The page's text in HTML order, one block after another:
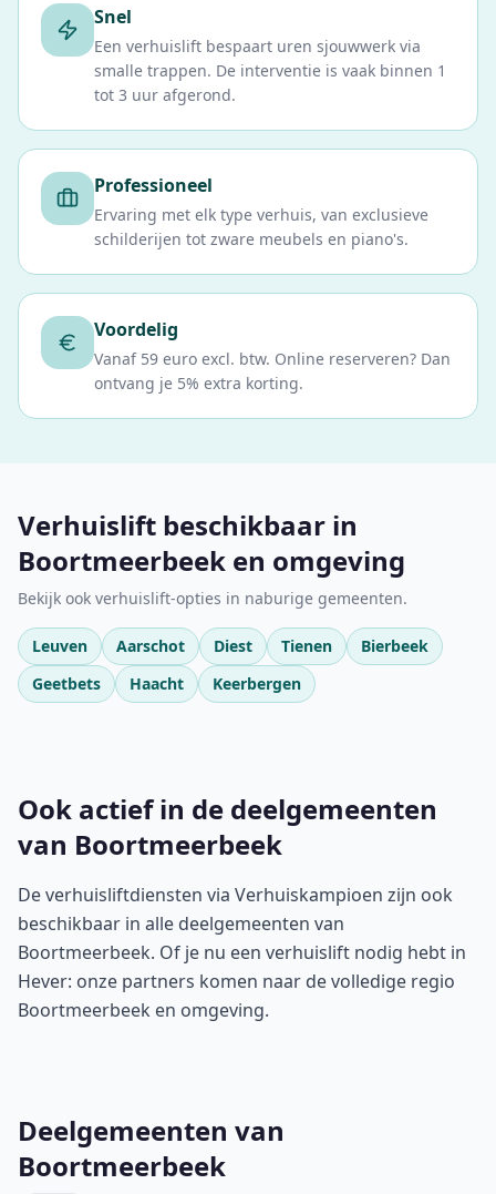
Snel
Een verhuislift bespaart uren sjouwwerk via
smalle trappen. De interventie is vaak binnen 1
tot 3 uur afgerond.
Professioneel
Ervaring met elk type verhuis, van exclusieve
schilderijen tot zware meubels en piano's.
Voordelig
Vanaf 59 euro excl. btw. Online reserveren? Dan
ontvang je 5% extra korting.
Verhuislift beschikbaar in
Boortmeerbeek en omgeving
Bekijk ook verhuislift-opties in naburige gemeenten.
Leuven Aarschot Diest Tienen
Bierbeek
Geetbets
Haacht Keerbergen
Ook actief in de deelgemeenten
van Boortmeerbeek
De verhuisliftdiensten via Verhuiskampioen zijn ook
beschikbaar in alle deelgemeenten van
Boortmeerbeek. Of je nu een verhuislift nodig hebt in
Hever: onze partners komen naar de volledige regio
Boortmeerbeek en omgeving.
Deelgemeenten van
Boortmeerbeek